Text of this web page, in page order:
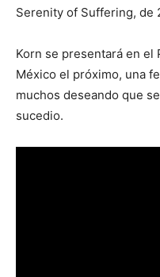
Serenity of Suffering, de
Korn se presentará en el
México el próximo, una
muchos deseando que
sucedio.